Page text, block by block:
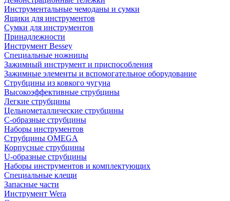
Инструментальные чемоданы и сумки
Ящики для инструментов
Сумки для инструментов
Принадлежности
Инструмент Bessey
Специальные ножницы
Зажимный инструмент и приспособления
Зажимные элементы и вспомогательное оборудование
Струбцины из ковкого чугуна
Высокоэффективные струбцины
Легкие струбцины
Цельнометаллические струбцины
C-образные струбцины
Наборы инструментов
Струбцины OMEGA
Корпусные струбцины
U-образные струбцины
Наборы инструментов и комплектующих
Специальные клещи
Запасные части
Инструмент Wera